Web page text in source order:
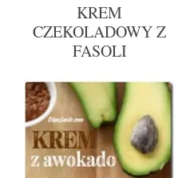
KREM
CZEKOLADOWY Z
FASOLI